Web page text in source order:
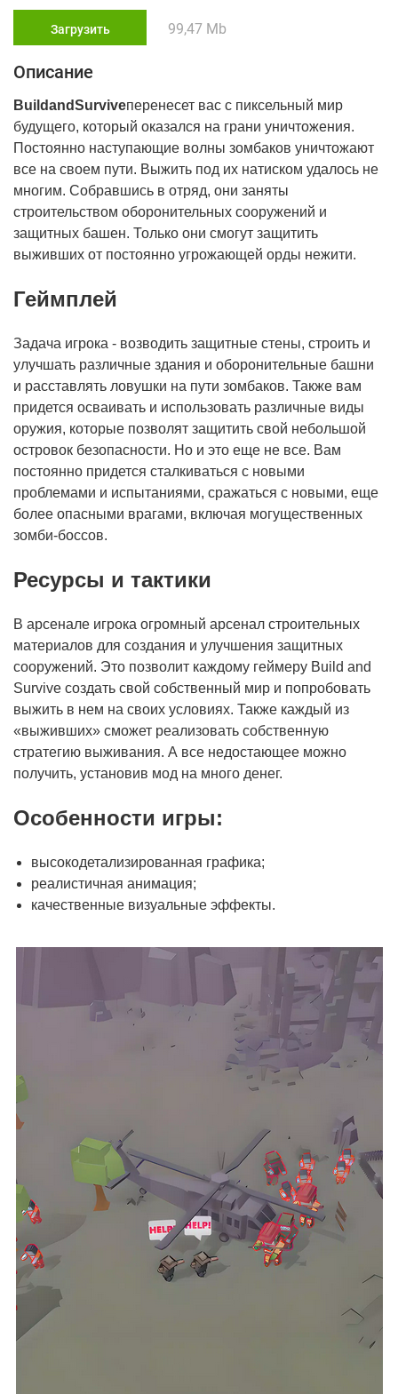
Загрузить 99,47 Mb
Описание
BuildandSurviveперенесет вас с пиксельный мир
будущего, который оказался на грани уничтожения.
Постоянно наступающие волны зомбаков уничтожают
все на своем пути. Выжить под их натиском удалось не
многим. Собравшись в отряд, они заняты
строительством оборонительных сооружений и
защитных башен. Только они смогут защитить
выживших от постоянно угрожающей орды нежити.
Геймплей
Задача игрока - возводить защитные стены, строить и
улучшать различные здания и оборонительные башни
и расставлять ловушки на пути зомбаков. Также вам
придется осваивать и использовать различные виды
оружия, которые позволят защитить свой небольшой
островок безопасности. Но и это еще не все. Вам
постоянно придется сталкиваться с новыми
проблемами и испытаниями, сражаться с новыми, еще
более опасными врагами, включая могущественных
зомби-боссов.
Ресурсы и тактики
В арсенале игрока огромный арсенал строительных
материалов для создания и улучшения защитных
сооружений. Это позволит каждому геймеру Build and
Survive создать свой собственный мир и попробовать
выжить в нем на своих условиях. Также каждый из
«выживших» сможет реализовать собственную
стратегию выживания. А все недостающее можно
получить, установив мод на много денег.
Особенности игры:
высокодетализированная графика;
реалистичная анимация;
качественные визуальные эффекты.